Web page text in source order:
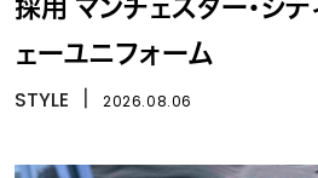
採用 マンチェスター・シ
ェーユニフォーム
STYLE 2026.08.06